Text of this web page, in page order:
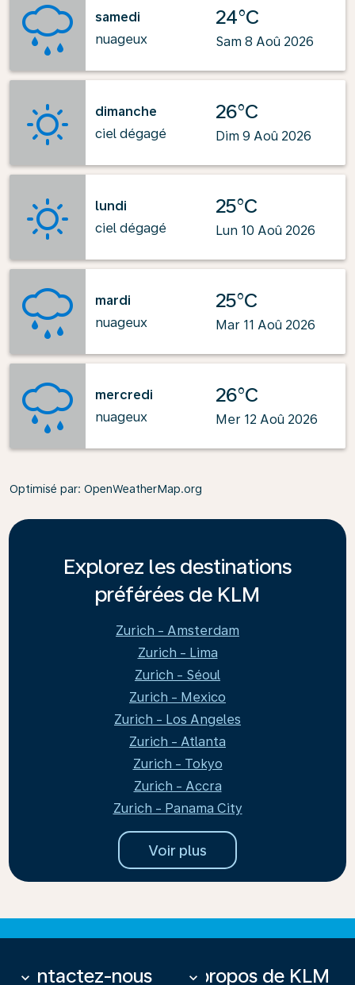
samedi
nuageux
24°C
Sam 8 Aoû 2026
dimanche
ciel dégagé
26°C
Dim 9 Aoû 2026
lundi
ciel dégagé
25°C
Lun 10 Aoû 2026
mardi
nuageux
25°C
Mar 11 Aoû 2026
mercredi
nuageux
26°C
Mer 12 Aoû 2026
Optimisé par: OpenWeatherMap.org
Explorez les destinations
préférées de KLM
Zurich - Amsterdam
Zurich - Lima
Zurich - Séoul
Zurich - Mexico
Zurich - Los Angeles
Zurich - Atlanta
Zurich - Tokyo
Zurich - Accra
Zurich - Panama City
Voir plus
Contactez-nous
keyboard_arrow_down À propos de KLM
keyboard_arrow_down